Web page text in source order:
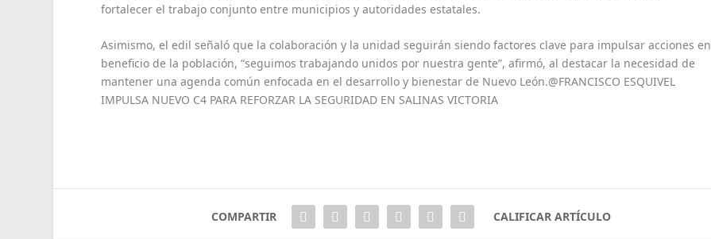
fortalecer el trabajo conjunto entre municipios y autoridades estatales.
Asimismo, el edil señaló que la colaboración y la unidad seguirán siendo factores clave para impulsar acciones en
beneficio de la población, “seguimos trabajando unidos por nuestra gente”, afirmó, al destacar la necesidad de
mantener una agenda común enfocada en el desarrollo y bienestar de Nuevo León.@FRANCISCO ESQUIVEL
IMPULSA NUEVO C4 PARA REFORZAR LA SEGURIDAD EN SALINAS VICTORIA
COMPARTIR CALIFICAR ARTÍCULO